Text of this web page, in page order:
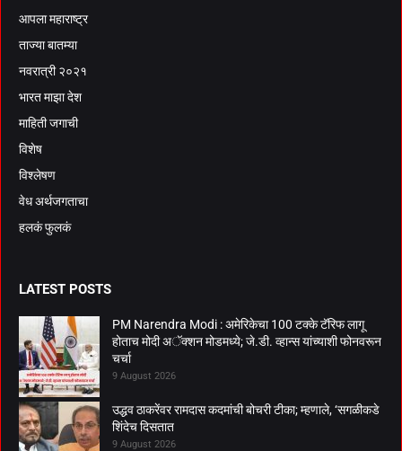
आपला महाराष्ट्र
ताज्या बातम्या
नवरात्री २०२१
भारत माझा देश
माहिती जगाची
विशेष
विश्लेषण
वेध अर्थजगताचा
हलकं फुलकं
LATEST POSTS
PM Narendra Modi : अमेरिकेचा 100 टक्के टॅरिफ लागू
होताच मोदी अॅक्शन मोडमध्ये; जे.डी. व्हान्स यांच्याशी फोनवरून
चर्चा
9 August 2026
उद्धव ठाकरेंवर रामदास कदमांची बोचरी टीका; म्हणाले, ‘सगळीकडे
शिंदेच दिसतात
9 August 2026